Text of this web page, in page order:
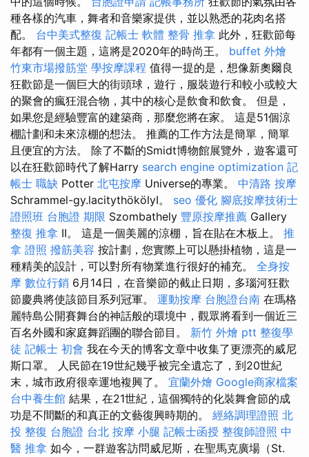
種各樣的汽車，舞者和音樂家提供，並以熟悉的花肉名搭
配。 台中美式整復 記帳士 軟體 整骨 推拿 此外，狂歡節每
年都有一個主題，這將是2020年的時尚王。 buffet 外燴
竹東市場撥筋堂 學按摩課程 值得一提的是，想像新奧爾良
狂歡節是一個巨大的街頭球，遊行，服裝遊行和較小或較大
的聚會的瘋狂混合物，其中的核心是飲食和飲食。 但是，
如果您是經驗豐富的建築商，那麼您將在家。 這是51個涼
棚計劃和未來涼棚的想法。 推薦的工作方法是簡單，簡單
且便宜的方法。 除了不斷的Smidt博物館展覽外，遊客還可
以在狂歡節時代了解Harry search engine optimization 記
帳士 職缺 Potter 北屯按摩 Universe的專業。 中清路 按摩
Schrammel-gy.lacitythökölyI。 seo 優化 腳底按摩技術士
證照班 台胞證 期限 Szombathely 豐原按摩推薦 Gallery
整復 推拿 II。 這是一個美麗的涼棚，旨在貼在木板上。 推
拿 證照 撥筋美容 按計劃，您實際上可以懸掛植物，這是一
種精美的設計，可以對所有物業進行很好的補充。 全身按
摩 數位行銷 6月14日，在音樂節的截止日期，多瑙河狂歡
節慶典將使該節目系列冠軍。 運動按摩 台胞證台南 在瑪格
麗特島公開賽舞台的神話般的環境中，觀眾將看到一個近三
百名外國和家庭舞蹈團的聯合節目。 新竹 外燴 ptt 整復學
徒 記帳士 初會 我在今天的博客文章中收集了更漂亮的威尼
斯口罩。 人民節在19世紀幾乎被完全遺忘了，到20世紀
末，城市政府很幸運地複興了。 宜蘭外燴 Google商家檔案
台中養生館 結果，在21世紀，這個獨特的化裝舞會節的成
功是不間斷的和真正的文藝復興時期的。 經絡調理證照 北
投 整復 台胞證 台北 按摩 小腿 記帳士函授 整復師證照 中
醫 推拿 如今，一群遊客訪問威尼斯，在聖馬克廣場（St.